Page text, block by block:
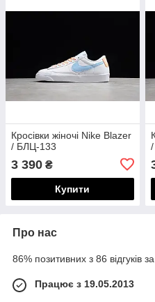
Кросівки жіночі Nike Blazer
/ БЛЦ-133
3 390 ₴
Купити
Про нас
86% позитивних з 86 відгуків за
Працює з 19.05.2013